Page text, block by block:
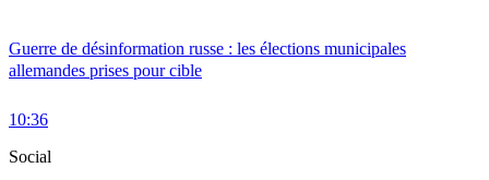
Guerre de désinformation russe : les élections municipales
allemandes prises pour cible
10:36
Social